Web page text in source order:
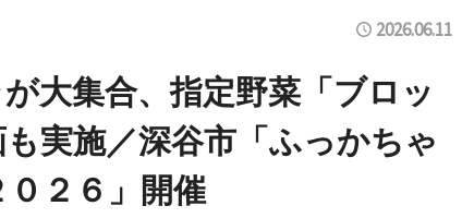
2026.06.11
大集合、指定野菜「ブロッ
実施／深谷市「ふっかちゃ
２６」開催